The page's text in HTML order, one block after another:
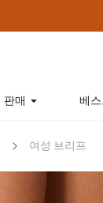
판매 베
여성 브리프